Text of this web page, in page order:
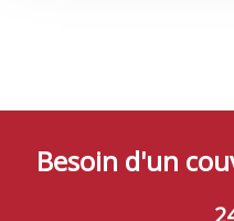
Besoin d'un